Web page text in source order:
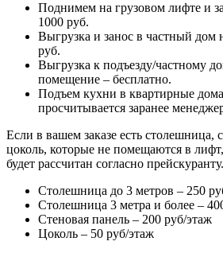
Поднимем на грузовом лифте и
1000 руб.
Выгрузка и занос в частный дом
руб.
Выгрузка к подъезду/частному
помещение – бесплатно.
Подъем кухни в квартирные
просчитывается заранее
Если в вашем заказе есть столешница,
цоколь, которые не помещаются в
будет рассчитан согласно прейскуранту.
Столешница до 3 метров – 250
Столешница 3 метра и более –
Стеновая панель – 200 руб/этаж
Цоколь – 50 руб/этаж